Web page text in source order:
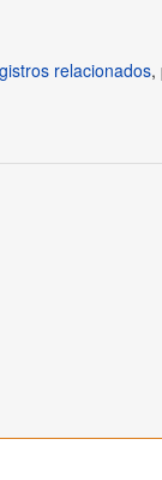
relacionados,